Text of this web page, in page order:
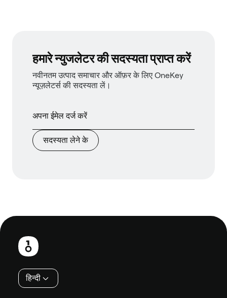
हमारे न्युजलेटर की सदस्यता प्राप्त करें
नवीनतम उत्पाद समाचार और ऑफ़र के लिए OneKey
न्यूज़लेटर्स की सदस्यता लें।
सदस्यता लेने के
फ़ुटबाल
हिन्दी